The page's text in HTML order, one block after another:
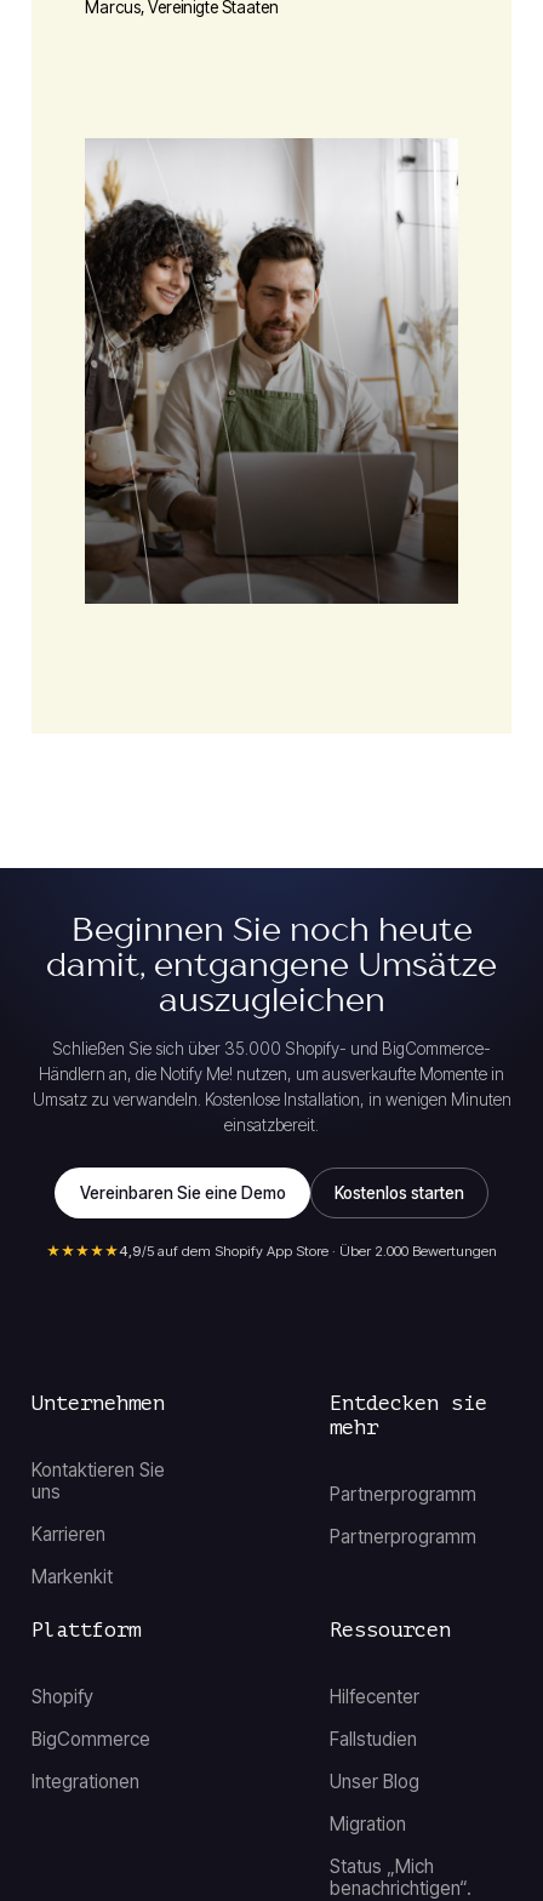
Marcus, Vereinigte Staaten
Beginnen Sie noch heute
damit, entgangene Umsätze
auszugleichen
Schließen Sie sich über 35.000 Shopify- und BigCommerce-
Händlern an, die Notify Me! nutzen, um ausverkaufte Momente in
Umsatz zu verwandeln. Kostenlose Installation, in wenigen Minuten
einsatzbereit.
Vereinbaren Sie eine Demo Kostenlos starten
★★★★★4,9/5 auf dem Shopify App Store · Über 2.000 Bewertungen
Unternehmen
Kontaktieren Sie
uns
Karrieren
Markenkit
Ressourcen
Hilfecenter
Fallstudien
Unser Blog
Migration
Status „Mich
benachrichtigen“.
Entdecken sie
mehr
Partnerprogramm
Partnerprogramm
Plattform
Shopify
BigCommerce
Integrationen